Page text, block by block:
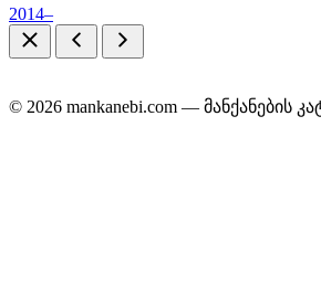
2014–
© 2026 mankanebi.com — მანქანების